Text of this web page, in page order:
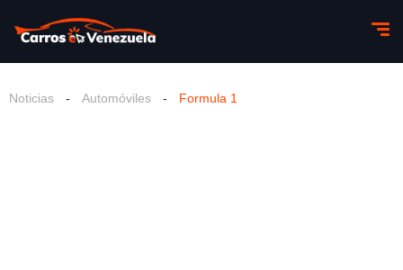
Noticias - Automóviles - Formula 1